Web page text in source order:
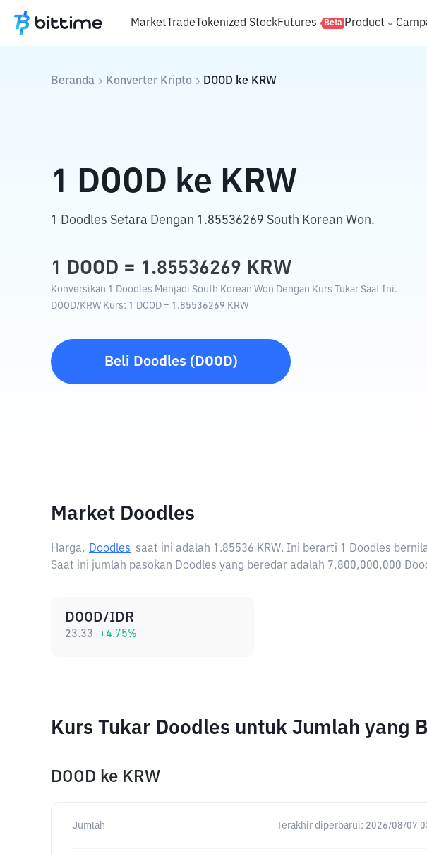
MarketTradeTokenized StockFutures Beta Product
Beranda Konverter Kripto DOOD ke KRW
1 DOOD ke KRW
1 Doodles Setara Dengan 1.85536269 South Korean Won.
1 DOOD = 1.85536269 KRW
Konversikan 1 Doodles Menjadi South Korean Won Dengan Kurs Tukar Saat Ini.
DOOD/KRW Kurs: 1 DOOD = 1.85536269 KRW
Beli Doodles( DOOD)
Market Doodles
Harga, Doodles saat ini adalah 1.85536 KRW. Ini berarti 1 Doodles
Saat ini jumlah pasokan Doodles yang beredar adalah 7,800,000,000
DOOD/IDR
23.33 +4.75%
Kurs Tukar Doodles untuk Jumlah yang
DOOD ke KRW
Jumlah Terakhir diperbarui: 2026/08/07